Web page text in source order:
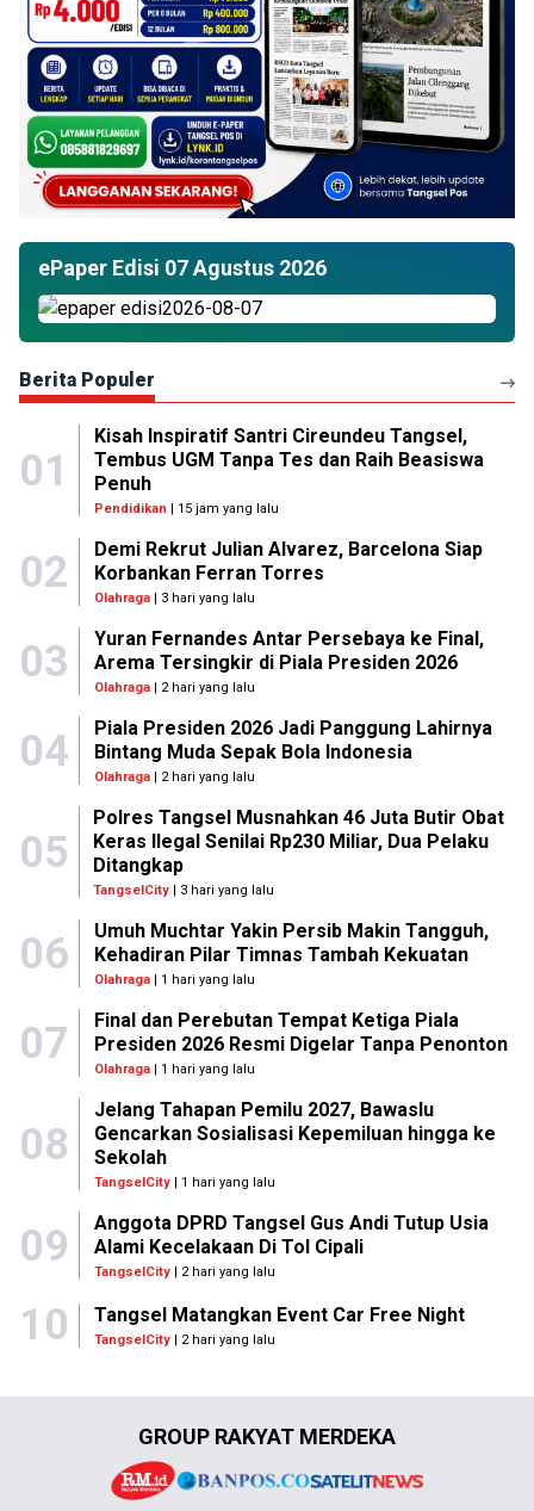
ePaper Edisi 07 Agustus 2026
Berita Populer
01
Kisah Inspiratif Santri Cireundeu Tangsel,
Tembus UGM Tanpa Tes dan Raih Beasiswa
Penuh
Pendidikan | 15 jam yang lalu
02
Demi Rekrut Julian Alvarez, Barcelona Siap
Korbankan Ferran Torres
Olahraga| 3 hari yang lalu
03
Yuran Fernandes Antar Persebaya ke Final,
Arema Tersingkir di Piala Presiden 2026
Olahraga| 2 hari yang lalu
04
Piala Presiden 2026 Jadi Panggung Lahirnya
Bintang Muda Sepak Bola Indonesia
Olahraga| 2 hari yang lalu
05
Polres Tangsel Musnahkan 46 Juta Butir Obat
Keras Ilegal Senilai Rp230 Miliar, Dua Pelaku
Ditangkap
TangselCity | 3 hari yang lalu
06
Umuh Muchtar Yakin Persib Makin Tangguh,
Kehadiran Pilar Timnas Tambah Kekuatan
Olahraga| 1 hari yang lalu
07
Final dan Perebutan Tempat Ketiga Piala
Presiden 2026 Resmi Digelar Tanpa Penonton
Olahraga| 1 hari yang lalu
08
Jelang Tahapan Pemilu 2027, Bawaslu
Gencarkan Sosialisasi Kepemiluan hingga ke
Sekolah
TangselCity| 1 hari yang lalu
09
Anggota DPRD Tangsel Gus Andi Tutup Usia
Alami Kecelakaan Di Tol Cipali
TangselCity| 2 hari yang lalu
10 Tangsel Matangkan Event Car Free Night
TangselCity | 2 hari yang lalu
GROUP RAKYAT MERDEKA